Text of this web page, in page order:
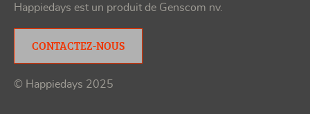
Happiedays est un produit de Genscom nv.
CONTACTEZ-NOUS
© Happiedays 2025